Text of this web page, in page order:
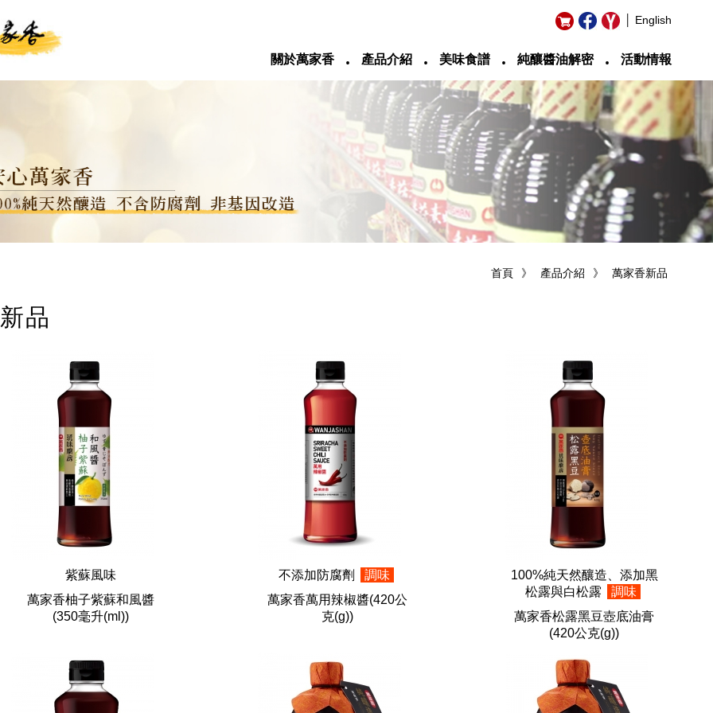
│ English
關於萬家香 ‧ 產品介紹 ‧ 美味食譜 ‧ 純釀醬油解密 ‧ 活動情報
萬家香新品
》
產品介紹
》
首頁
品
紫蘇風味
萬家香柚子紫蘇和風醬
(350毫升(ml))
不添加防腐劑
調味
萬家香萬用辣椒醬(420公
克(g))
100%純天然釀造、添加黑
松露與白松露
調味
萬家香松露黑豆壺底油膏
(420公克(g))